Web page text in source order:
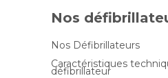
Nos
Nos Défibrillateurs
Caractéristiques
défibrillateur